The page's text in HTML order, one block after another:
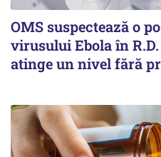
OMS suspectează o
virusului Ebola în
atinge un nivel fără